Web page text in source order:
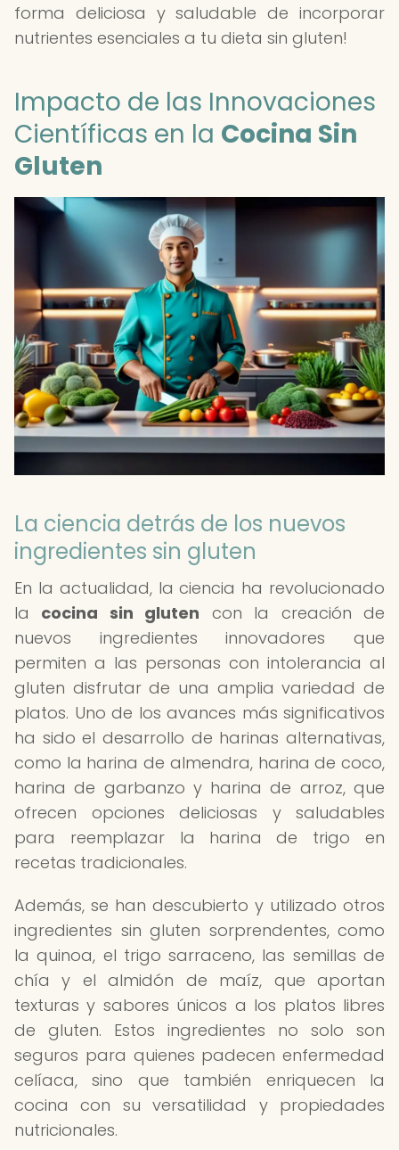
forma deliciosa y saludable de incorporar
nutrientes esenciales a tu dieta sin gluten!
Impacto de las Innovaciones
Científicas en la Cocina Sin
Gluten
La ciencia detrás de los nuevos
ingredientes sin gluten
En la actualidad, la ciencia ha revolucionado
la cocina sin gluten con la creación de
nuevos ingredientes innovadores que
permiten a las personas con intolerancia al
gluten disfrutar de una amplia variedad de
platos. Uno de los avances más significativos
ha sido el desarrollo de harinas alternativas,
como la harina de almendra, harina de coco,
harina de garbanzo y harina de arroz, que
ofrecen opciones deliciosas y saludables
para reemplazar la harina de trigo en
recetas tradicionales.
Además, se han descubierto y utilizado otros
ingredientes sin gluten sorprendentes, como
la quinoa, el trigo sarraceno, las semillas de
chía y el almidón de maíz, que aportan
texturas y sabores únicos a los platos libres
de gluten. Estos ingredientes no solo son
seguros para quienes padecen enfermedad
celíaca, sino que también enriquecen la
cocina con su versatilidad y propiedades
nutricionales.